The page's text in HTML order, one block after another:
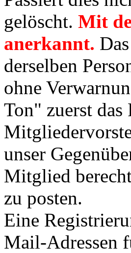
gelöscht. Mit
anerkannt.
derselben
ohne
Ton" zuerst
unser
Mitglied
zu posten.
Eine
Mail-Adressen